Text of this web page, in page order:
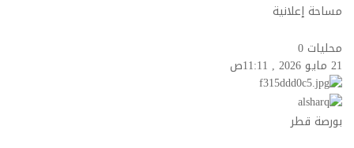
مساحة إعلانية
محليات0
21 مايو 2026 , 11:11ص
بورصة قطر